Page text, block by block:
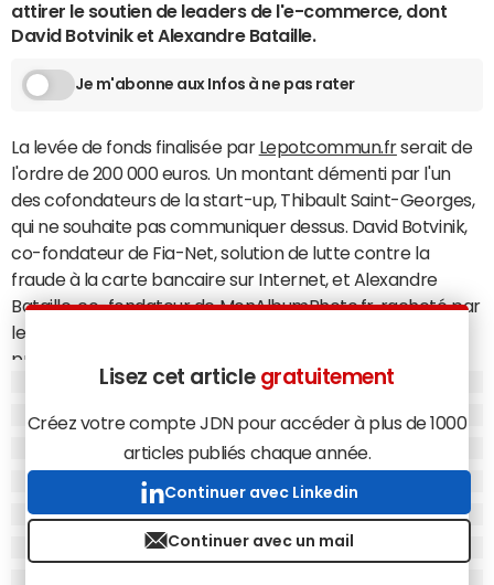
attirer le soutien de leaders de l'e-commerce, dont
David Botvinik et Alexandre Bataille.
Je m'abonne aux Infos à ne pas rater
La levée de fonds finalisée par Lepotcommun.frserait de
l'ordre de 200 000 euros. Un montant démenti par l'un
des cofondateurs de la start-up, Thibault Saint-Georges,
qui ne souhaite pas communiquer dessus. David Botvinik,
co-fondateur de Fia-Net, solution de lutte contre la
fraude à la carte bancaire sur Internet, et Alexandre
Bataille, co-fondateur de MonAlbumPhoto.fr, racheté par
le groupe
privés sont entrés au capital. La première levée finalisée
par Lepotcommun.fr devrait lui permettre de recruter
plusieurs développeurs pour accélérer le lancement de
nouveaux projets innovants. Objectif des trois co-
fondateurs : "maîtriser sa très forte croissance, renforcer
son équipe et communiquer à grande échelle".
Créée il y a un an et demi, lastart-upproposer de créer
des cagnottes en ligne, sous la forme de trois services :
Lisez cet article gratuitement
Créez votre compte JDN pour accéder à plus de 1000
articles publiés chaque année.
Continuer avec Linkedin
Continuer avec un mail